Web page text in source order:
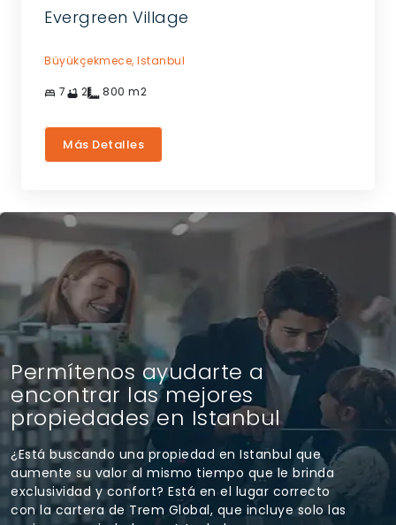
Evergreen Village
Büyükçekmece, Istanbul
7 2 800 m2
Más Detalles
Permítenos ayudarte a
encontrar las mejores
propiedades en Istanbul
¿Está buscando una propiedad en Istanbul que
aumente su valor al mismo tiempo que le brinda
exclusividad y confort? Está en el lugar correcto
con la cartera de Trem Global, que incluye solo las